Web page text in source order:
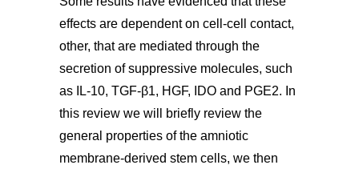
effects are dependent on cell-cell contact,
other, that are mediated through the
secretion of suppressive molecules, such
as IL-10, TGF-β1, HGF, IDO and PGE2. In
this review we will briefly review the
general properties of the amniotic
membrane-derived stem cells, we then